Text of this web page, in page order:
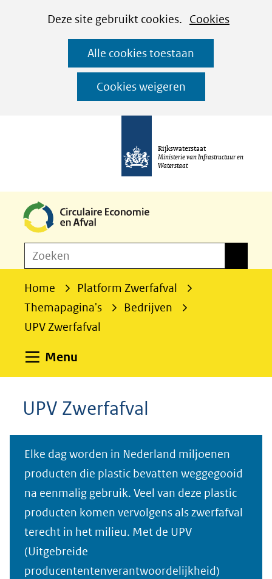
CookiesDeze site gebruikt cookies. Cookies
worden
toegestaan
geweigerd.
Alle cookies toestaan
Cookies weigeren
Ga
naar
de
inhoud
Rijkswaterstaat
Ministerie van Infrastructuur en
Waterstaat
o
Zoeken
Home
Platform Zwerfafval
Themapagina's
Bedrijven
UPV Zwerfafval
Menu
UPV Zwerfafval
Elke dag worden in Nederland miljoenen
producten die plastic bevatten weggegooid
na eenmalig gebruik. Veel van deze plastic
producten komen vervolgens als zwerfafval
terecht in het milieu. Met de UPV
(Uitgebreide
producententenverantwoordelijkheid)